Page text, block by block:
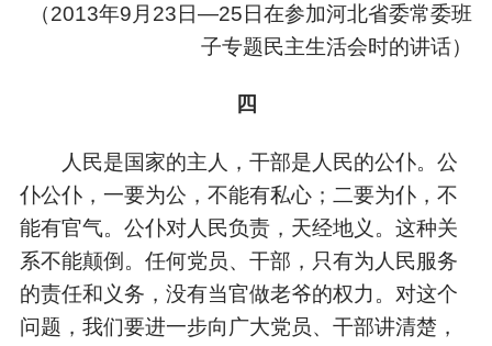
（2013年9月23日—25日在参加河北省委常委班
子专题民主生活会时的讲话）
四
人民是国家的主人，干部是人民的公仆。公
仆公仆，一要为公，不能有私心；二要为仆，不
能有官气。公仆对人民负责，天经地义。这种关
系不能颠倒。任何党员、干部，只有为人民服务
的责任和义务，没有当官做老爷的权力。对这个
问题，我们要进一步向广大党员、干部讲清楚，